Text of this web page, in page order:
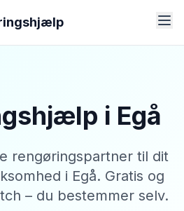
i Egå
rengøringspartner til dit
i Egå. Gratis og
– du bestemmer selv.